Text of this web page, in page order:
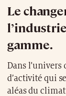
Le
gamme.
Dans
d’activité qui
aléas du